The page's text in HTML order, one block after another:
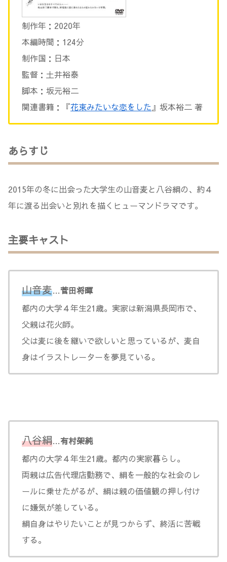
制作年：2020年
本編時間：124分
制作国：日本
監督：土井裕泰
脚本：坂元裕二
関連書籍：『花束みたいな恋をした 』坂本裕二 著
あらすじ
2015年の冬に出会った大学生の山音麦と八谷絹の、約４
年に渡る出会いと別れを描くヒューマンドラマです。
主要キャスト
山音麦…菅田将暉
都内の大学４年生21歳。実家は新潟県長岡市で、
父親は花火師。
父は麦に後を継いで欲しいと思っているが、麦自
身はイラストレーターを夢見ている。
八谷絹…有村架純
都内の大学４年生21歳。都内の実家暮らし。
両親は広告代理店勤務で、絹を一般的な社会のレ
ールに乗せたがるが、絹は親の価値観の押し付け
に嫌気が差している。
絹自身はやりたいことが見つからず、終活に苦戦
する。